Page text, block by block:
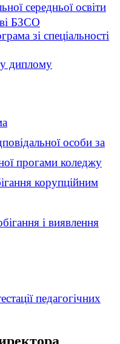
середньої освіти
БЗСО
зі спеціальності
диплому
особи за
прогами коледжу
корупційним
і виявлення
педагогічних